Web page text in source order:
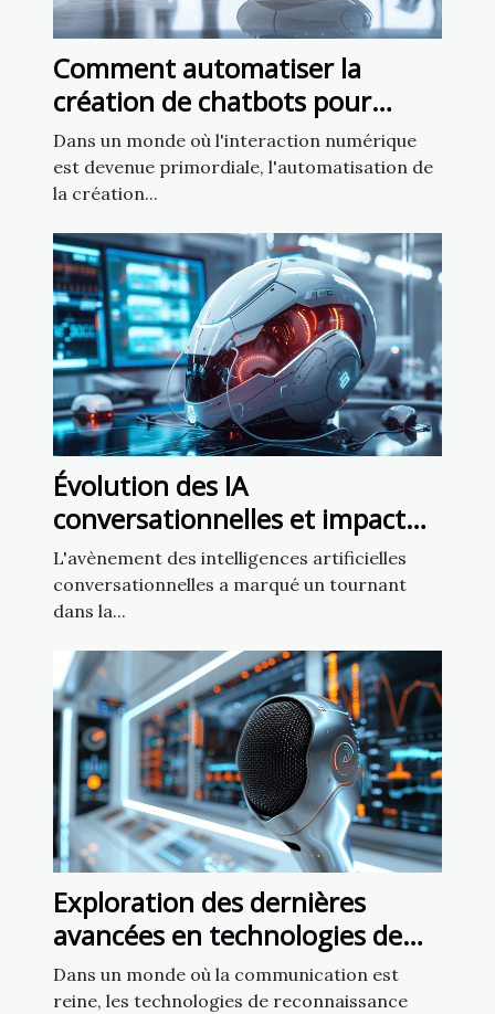
Comment automatiser la
création de chatbots pour
améliorer l'engagement client
Dans un monde où l'interaction numérique
est devenue primordiale, l'automatisation de
la création...
Évolution des IA
conversationnelles et impact
sur la liberté d'expression
L'avènement des intelligences artificielles
conversationnelles a marqué un tournant
dans la...
Exploration des dernières
avancées en technologies de
reconnaissance vocale
Dans un monde où la communication est
reine, les technologies de reconnaissance